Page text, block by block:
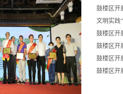
鼓楼区开
文明实践
鼓楼区开
鼓楼区开
鼓楼区开
鼓楼区开